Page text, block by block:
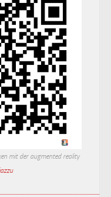
mit der augmented reality
iazzu